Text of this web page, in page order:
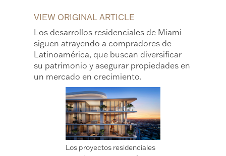
VIEW ORIGINAL ARTICLE
Los desarrollos residenciales de Miami
siguen atrayendo a compradores de
Latinoamérica, que buscan diversificar
su patrimonio y asegurar propiedades en
un mercado en crecimiento.
Los proyectos residenciales